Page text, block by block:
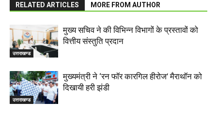
RELATED ARTICLES MORE FROM AUTHOR
उत्तराखण्ड
मुख्य सचिव ने की विभिन्न विभागों के प्रस्तावों को
वित्तीय संस्तुति प्रदान
उत्तराखण्ड
मुख्यमंत्री ने ‘रन फॉर कारगिल हीरोज’ मैराथॉन को
दिखायी हरी झंडी